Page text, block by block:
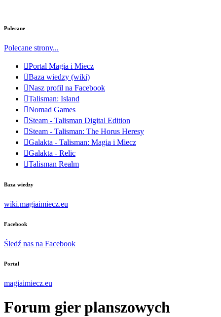
Polecane
Polecane strony...
Portal Magia i Miecz
Baza wiedzy (wiki)
Nasz profil na Facebook
Talisman: Island
Nomad Games
Steam - Talisman Digital Edition
Steam - Talisman: The Horus Heresy
Galakta - Talisman: Magia i Miecz
Galakta - Relic
Talisman Realm
Baza wiedzy
wiki.magiaimiecz.eu
Facebook
Śledź nas na Facebook
Portal
magiaimiecz.eu
Forum gier planszowych